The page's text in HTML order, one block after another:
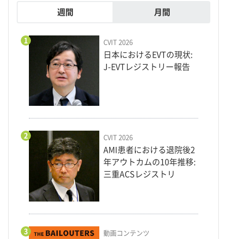
週間 月間
1 CVIT 2026
日本におけるEVTの現状:
J-EVTレジストリー報告
2 CVIT 2026
AMI患者における退院後2
年アウトカムの10年推移:
三重ACSレジストリ
3 動画コンテンツ